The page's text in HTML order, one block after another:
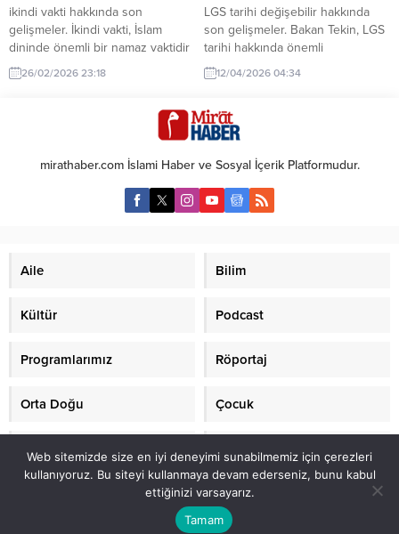
ikindi vakti hakkında son
gelişmeler. İkindi vakti, İslam
dininde önemli bir namaz vaktidir
ve günlük ibadetlerin bir
parçasıdır. Bu vakit, güneşin
ve manevi bir öneme sahiptir.
26/02/2026 23:18
LGS tarihi değişebilir hakkında
son gelişmeler. Bakan Tekin, LGS
tarihi hakkında önemli
açıklamalarda bulundu. Tarih
değişiklikleri gündemde.
12/04/2026 04:34
mirathaber.com İslami Haber ve Sosyal İçerik Platformudur.
Aile Bilim
Kültür Podcast
Programlarımız Röportaj
Orta Doğu Çocuk
Mirat TV Makaleler
2021 mirathaber.com, tüm hakları saklıdır.© Mirat Haber Anadolu Ajansı
(AA) üyesidir.
Web sitemizde size en iyi deneyimi sunabilmemiz için çerezleri
kullanıyoruz. Bu siteyi kullanmaya devam ederseniz, bunu kabul
ettiğinizi varsayarız.
Tamam